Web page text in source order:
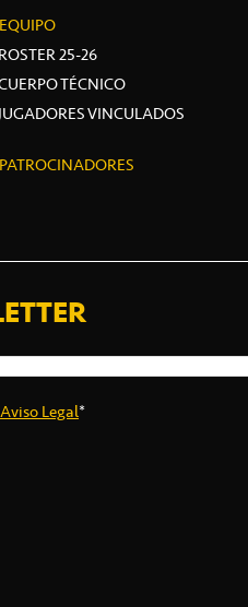
EQUIPO
ROSTER 25-26
TÉCNICO
VINCULADOS
PATROCINADORES
Aviso Legal*